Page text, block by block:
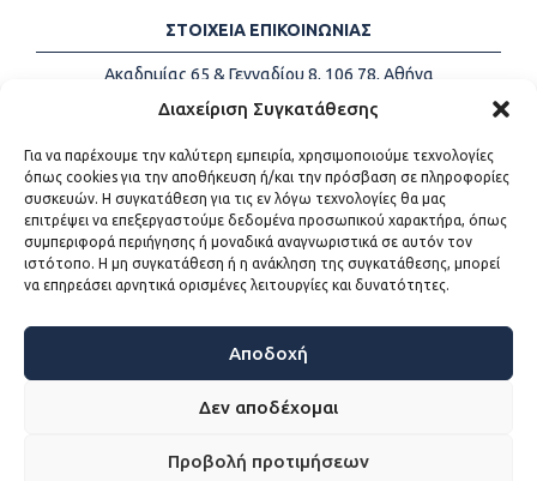
Διαχείριση Συγκατάθεσης
Για να παρέχουμε την καλύτερη εμπειρία, χρησιμοποιούμε τεχνολογίες
όπως cookies για την αποθήκευση ή/και την πρόσβαση σε πληροφορίες
συσκευών. Η συγκατάθεση για τις εν λόγω τεχνολογίες θα μας
επιτρέψει να επεξεργαστούμε δεδομένα προσωπικού χαρακτήρα, όπως
συμπεριφορά περιήγησης ή μοναδικά αναγνωριστικά σε αυτόν τον
ιστότοπο. Η μη συγκατάθεση ή η ανάκληση της συγκατάθεσης, μπορεί
να επηρεάσει αρνητικά ορισμένες λειτουργίες και δυνατότητες.
Αποδοχή
Δεν αποδέχομαι
Προβολή προτιμήσεων
ΣΤΟΙΧΕΙΑ ΕΠΙΚΟΙΝΩΝΙΑΣ
Ακαδημίας 65 & Γενναδίου 8, 106 78, Αθήνα
Τηλέφωνα:
+30 213-2147500
Email:
info@kede.gr
ΧΡΗΣΙΜΟΙ ΣΥΝΔΕΣΜΟΙ
Η ΚΕΔΕ
Sitemap
Προσβασιμότητα
Όροι χρήσης
WEB DEVELOPMENT BY ΕΓΚΡΙΤΟΣ GROUP - ΣΥΝΕΡΓΑΣΙΑ Α.Ε.